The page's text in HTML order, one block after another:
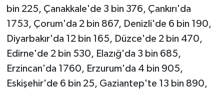
bin 225, Çanakkale'de 3 bin 376, Çankırı'da
1753, Çorum'da 2 bin 867, Denizli'de 6 bin 190,
Diyarbakır'da 12 bin 165, Düzce'de 2 bin 470,
Edirne'de 2 bin 530, Elazığ'da 3 bin 685,
Erzincan'da 1760, Erzurum'da 4 bin 905,
Eskişehir'de 6 bin 25, Gaziantep'te 13 bin 890,